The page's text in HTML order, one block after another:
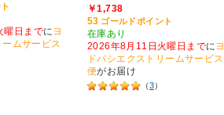
曜日までにヨ
ームサービス
￥1,738
53 ゴールドポイント
在庫あり
2026年8月11日火曜日までにヨ
ドバシエクストリームサービス
便がお届け
（3）